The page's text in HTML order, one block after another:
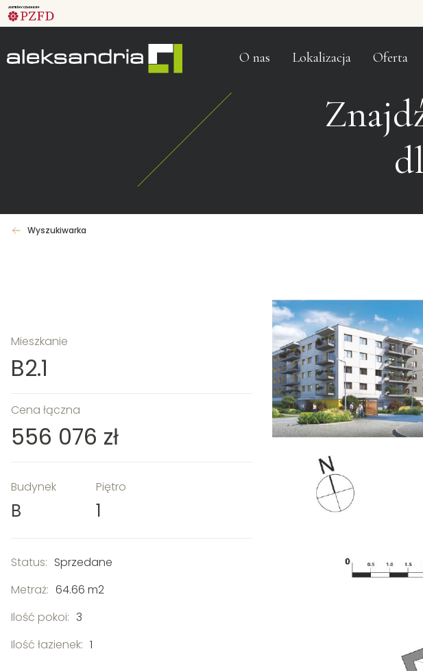
O nas Lokalizacja Oferta
Wyszukiwarka
Mieszkanie
B2.1
Cena łączna
556 076 zł
Budynek
B
Piętro
1
Status: Sprzedane
Metraż: 64.66 m2
Ilość pokoi: 3
Ilość łazienek: 1